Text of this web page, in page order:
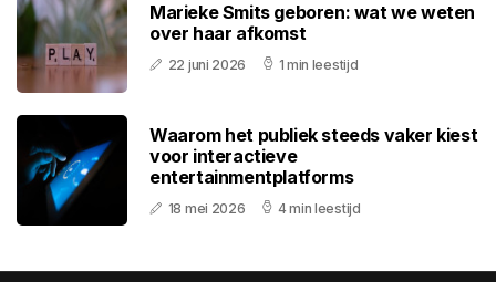
Marieke Smits geboren: wat we weten
over haar afkomst
22 juni 2026 1 min leestijd
Waarom het publiek steeds vaker kiest
voor interactieve
entertainmentplatforms
18 mei 2026 4 min leestijd